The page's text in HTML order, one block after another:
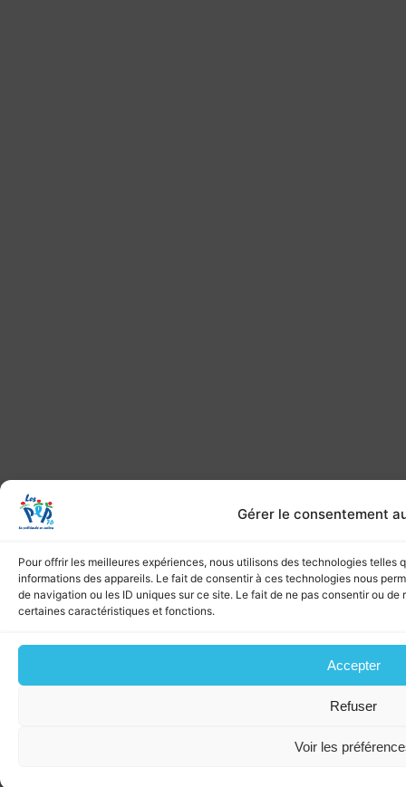
Gérer le consentement
Pour offrir les meilleures expériences, nous utilisons des technologies
informations des appareils. Le fait de consentir à ces technologies nous
de navigation ou les ID uniques sur ce site. Le fait de ne pas consentir ou
certaines caractéristiques et fonctions.
Accepter
Refuser
Voir les